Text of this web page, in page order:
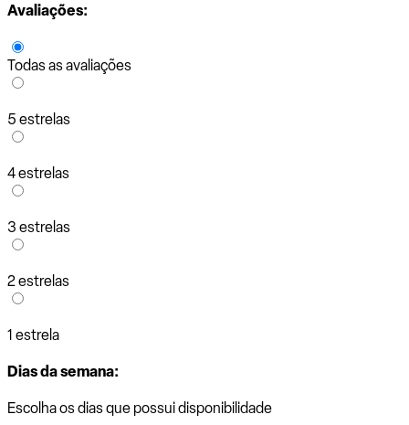
Avaliações:
Todas as avaliações
5 estrelas
4 estrelas
3 estrelas
2 estrelas
1 estrela
Dias da semana:
Escolha os dias que possui disponibilidade